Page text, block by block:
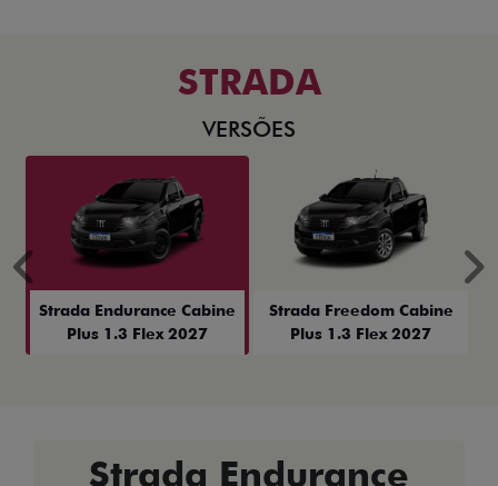
STRADA
VERSÕES
Strada Endurance Cabine
Plus 1.3 Flex 2027
Strada Freedom Cabine
Plus 1.3 Flex 2027
Anterior
Strada Endurance